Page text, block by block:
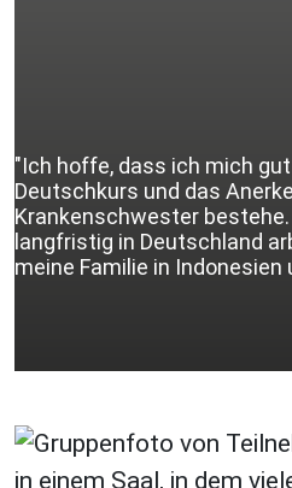
"Ich hoffe, dass ich mich
Deutschkurs und das
Krankenschwester
langfristig in Deutschland
meine Familie in